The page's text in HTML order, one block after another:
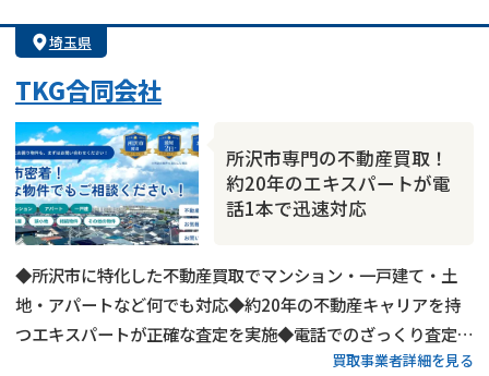
埼玉県
TKG合同会社
所沢市専門の不動産買取！
約20年のエキスパートが電
話1本で迅速対応
◆所沢市に特化した不動産買取でマンション・一戸建て・土
地・アパートなど何でも対応◆約20年の不動産キャリアを持
つエキスパートが正確な査定を実施◆電話でのざっくり査定も
可能で気軽に不動産価値を確認できる◆営業時間9:00～23:00
買取事業者詳細を見る